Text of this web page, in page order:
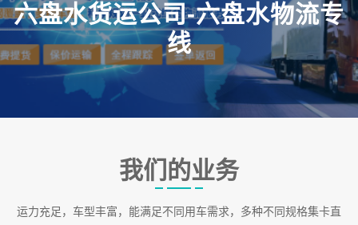
六盘水货运公司-六盘水物流专
线
我们的业务
运力充足，车型丰富，能满足不同用车需求，多种不同规格集卡直